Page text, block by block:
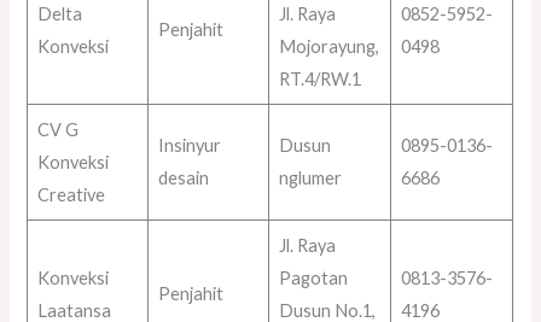
Delta
Konveksi
Penjahit
Jl. Raya
Mojorayung,
RT.4/RW.1
0852-5952-
0498
CV G
Konveksi
Creative
Insinyur
desain
Dusun
nglumer
0895-0136-
6686
Konveksi
Laatansa
Penjahit
Jl. Raya
Pagotan
Dusun No.1,
0813-3576-
4196